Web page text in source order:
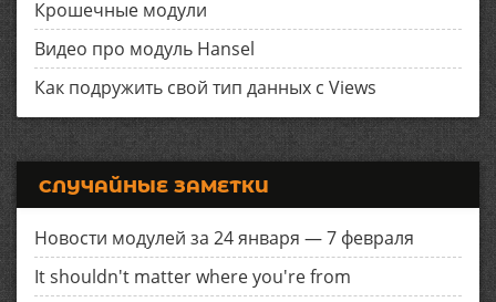
Крошечные модули
Видео про модуль Hansel
Как подружить свой тип данных с Views
СЛУЧАЙНЫЕ ЗАМЕТКИ
Новости модулей за 24 января — 7 февраля
It shouldn't matter where you're from